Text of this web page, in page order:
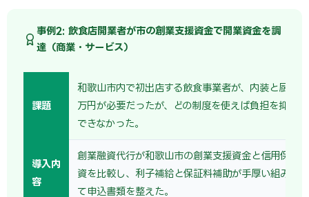
事例2: 飲食店開業者が市の創業支援資金で開業資金を調
達（商業・サービス）
課題
和歌山市内で初出店する飲食事業者が、内装と厨房
万円が必要だったが、どの制度を使えば負担を抑え
できなかった。
導入内
容
創業融資代行が和歌山市の創業支援資金と信用保証
資を比較し、利子補給と保証料補助が手厚い組み合
て申込書類を整えた。